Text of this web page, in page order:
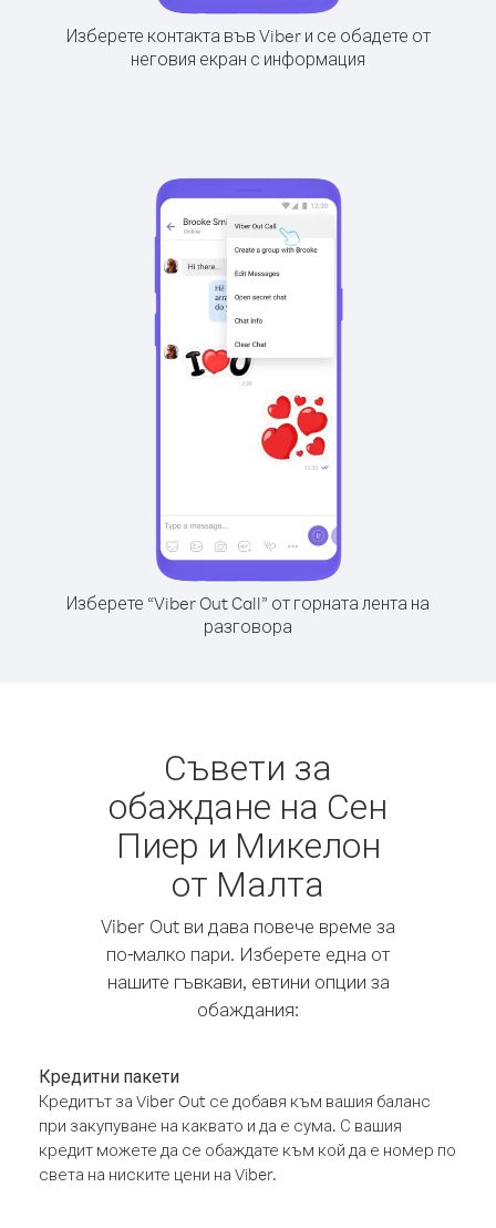
Изберете контакта във Viber и се обадете от
неговия екран с информация
Изберете “Viber Out Call” от горната лента на
разговора
Съвети за
обаждане на Сен
Пиер и Микелон
от Малта
Viber Out ви дава повече време за
по-малко пари. Изберете една от
нашите гъвкави, евтини опции за
обаждания:
Кредитни пакети
Кредитът за Viber Out се добавя към вашия баланс
при закупуване на каквато и да е сума. С вашия
кредит можете да се обаждате към кой да е номер по
света на ниските цени на Viber.